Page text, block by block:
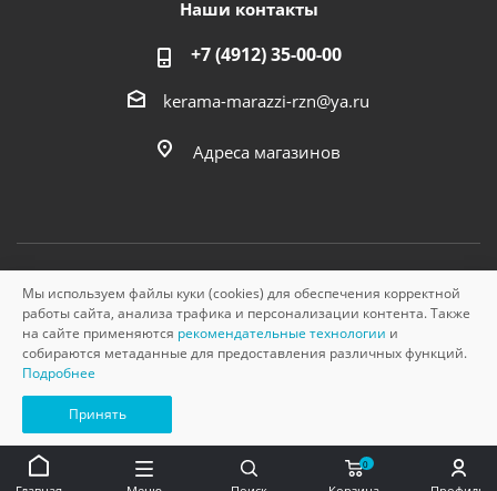
Наши контакты
+7 (4912) 35-00-00
kerama-marazzi-rzn@ya.ru
Адреса магазинов
© «Керама Марацци», ОГРН 1145749000210, 2026
0
Мы используем файлы куки (cookies) для обеспечения корректной
работы сайта, анализа трафика и персонализации контента. Также
на сайте применяются рекомендательные технологии и
собираются метаданные для предоставления различных функций.
Подробнее
Принять